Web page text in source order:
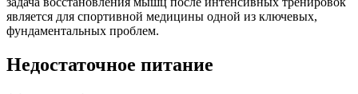
является для спортивной медицины одной из ключевых,
фундаментальных проблем.
Недостаточное питание